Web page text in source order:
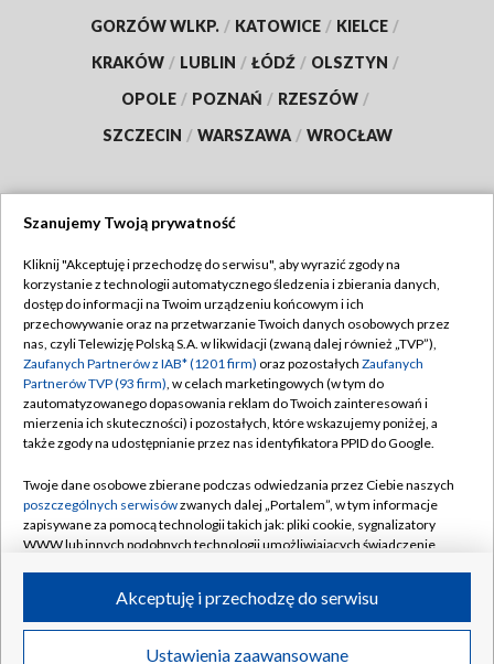
GORZÓW WLKP. / KATOWICE / KIELCE /
KRAKÓW / LUBLIN / ŁÓDŹ / OLSZTYN /
OPOLE / POZNAŃ / RZESZÓW /
SZCZECIN / WARSZAWA / WROCŁAW
TVP
Abonament TVP
Emisja w TVP
Centrum informacji TVP
Naziemna Telewizja Cyfrowa
Rada Programowa
System NOS
Informacje o nadawcy
Program dla prasy
Regulamin TVP
Polityka prywatności
Moje zgody
Pomoc
Kontakt
Kanały
©2026 Telewizja Polska S.A. w likwidacji
Szanujemy Twoją prywatność
Kliknij "Akceptuję i przechodzę do serwisu", aby wyrazić zgody na
korzystanie z technologii automatycznego śledzenia i zbierania danych,
dostęp do informacji na Twoim urządzeniu końcowym i ich
przechowywanie oraz na przetwarzanie Twoich danych osobowych przez
nas, czyli Telewizję Polską S.A. w likwidacji (zwaną dalej również „TVP”),
Zaufanych Partnerów z IAB* (1201 firm) oraz pozostałych Zaufanych
Partnerów TVP (93 firm), w celach marketingowych (w tym do
zautomatyzowanego dopasowania reklam do Twoich zainteresowań i
mierzenia ich skuteczności) i pozostałych, które wskazujemy poniżej, a
także zgody na udostępnianie przez nas identyfikatora PPID do Google.
Twoje dane osobowe zbierane podczas odwiedzania przez Ciebie naszych
poszczególnych serwisówzwanych dalej „Portalem”, w tym informacje
zapisywane za pomocą technologii takich jak: pliki cookie, sygnalizatory
WWW lub innych podobnych technologii umożliwiających świadczenie
ruchu w Internecie.
Twoje dane osobowe zbierane podczas odwiedzania przez Ciebie
Ustawienia zaawansowane
Akceptuję i przechodzę do serwisu